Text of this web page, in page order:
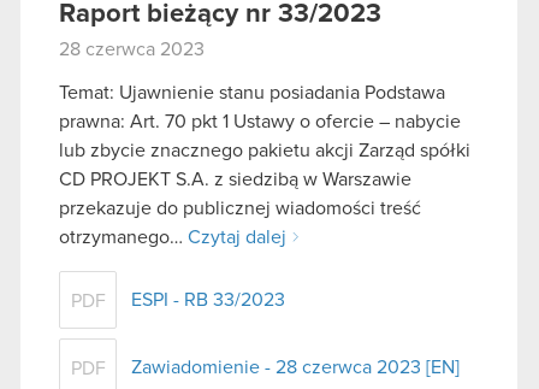
Raport bieżący nr 33/2023
28 czerwca 2023
Temat: Ujawnienie stanu posiadania Podstawa
prawna: Art. 70 pkt 1 Ustawy o ofercie – nabycie
lub zbycie znacznego pakietu akcji Zarząd spółki
CD PROJEKT S.A. z siedzibą w Warszawie
przekazuje do publicznej wiadomości treść
otrzymanego… Czytaj dalej
PDF ESPI - RB 33/2023
PDF Zawiadomienie - 28 czerwca 2023 [EN]